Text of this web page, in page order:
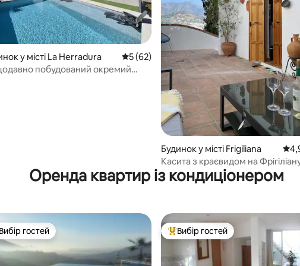
5 з 5, відгуки: 10
у місті La Herradura Середня оцінка: 5 з 5, відгуки: 62
5 (62)
побудований окремий
Будинок у місті Frigiliana
Касита з краєвидом на
Оренда квартир із кондиціонером
вибір гостей
Вибір гостей Топ вибір гостей
Вибір гостей